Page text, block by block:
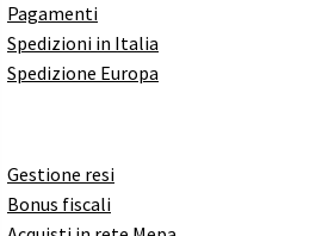
Pagamenti
Spedizioni in Italia
Spedizione Europa
Gestione resi
Bonus fiscali